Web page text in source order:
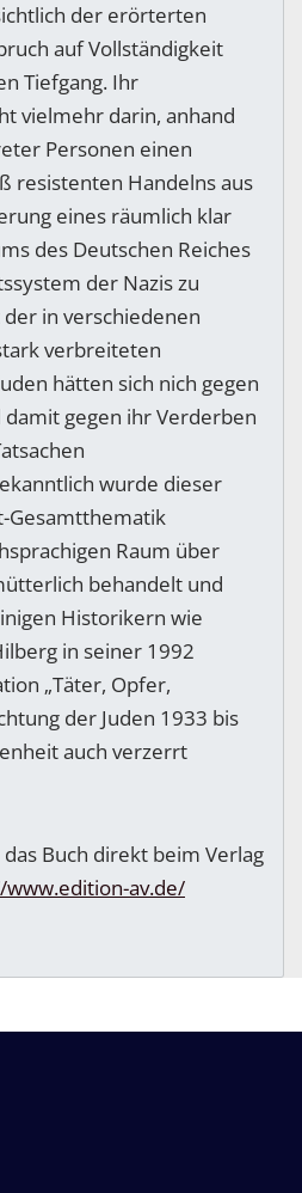
der erörterten
auf Vollständigkeit
Tiefgang. Ihr
vielmehr darin, anhand
Personen einen
resistenten Handelns aus
eines räumlich klar
des Deutschen Reiches
der Nazis zu
in verschiedenen
verbreiteten
hätten sich nich gegen
gegen ihr Verderben
wurde dieser
Gesamtthematik
Raum über
behandelt und
Historikern wie
in seiner 1992
„Täter, Opfer,
der Juden 1933 bis
auch verzerrt
Buch direkt beim Verlag
av.de/